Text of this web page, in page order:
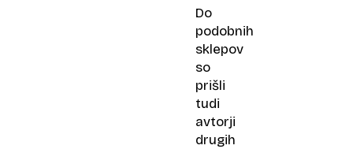
Do
podobnih
sklepov
so
prišli
tudi
avtorji
drugih